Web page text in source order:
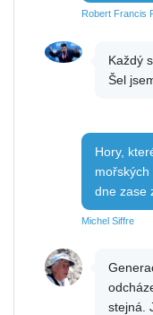
Robert Francis
Každý
Šel
Hory,
mořských
dne zase
Michel Siffre
stejná.